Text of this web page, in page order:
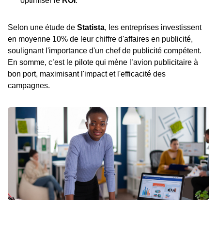
Selon une étude de Statista, les entreprises investissent
en moyenne 10% de leur chiffre d'affaires en publicité,
soulignant l'importance d'un chef de publicité compétent.
En somme, c’est le pilote qui mène l’avion publicitaire à
bon port, maximisant l'impact et l'efficacité des
campagnes.